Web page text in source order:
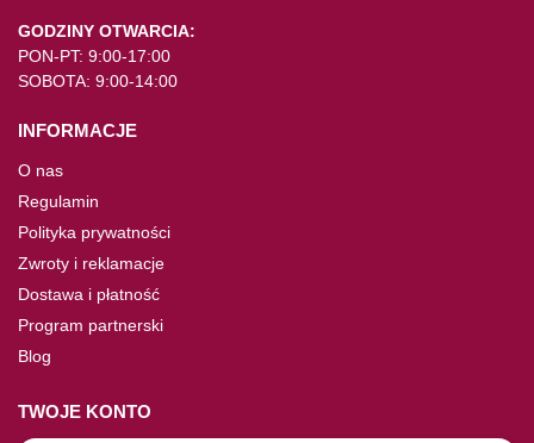
GODZINY OTWARCIA:
PON-PT: 9:00-17:00
SOBOTA: 9:00-14:00
INFORMACJE
O nas
Regulamin
Polityka prywatności
Zwroty i reklamacje
Dostawa i płatność
Program partnerski
Blog
TWOJE KONTO